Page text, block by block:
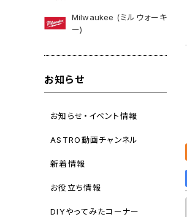
Milwaukee (ミルウォーキ
ー)
お知らせ
お知らせ・イベント情報
ASTRO動画チャンネル
新着情報
お役立ち情報
DIYやってみたコーナー